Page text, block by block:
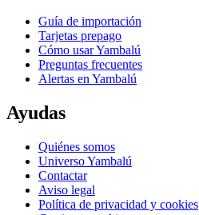
Guía de importación
Tarjetas prepago
Cómo usar Yambalú
Preguntas frecuentes
Alertas en Yambalú
Ayudas
Quiénes somos
Universo Yambalú
Contactar
Aviso legal
Política de privacidad y cookies